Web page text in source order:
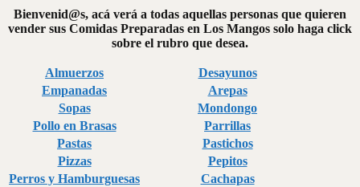
Bienvenid@s, acá verá a todas aquellas personas que quieren
vender sus Comidas Preparadas en Los Mangos solo haga click
sobre el rubro que desea.
Almuerzos
Desayunos
Empanadas
Arepas
Sopas
Mondongo
Pollo en Brasas
Parrillas
Pastas
Pastichos
Pizzas
Pepitos
Perros y Hamburguesas
Cachapas